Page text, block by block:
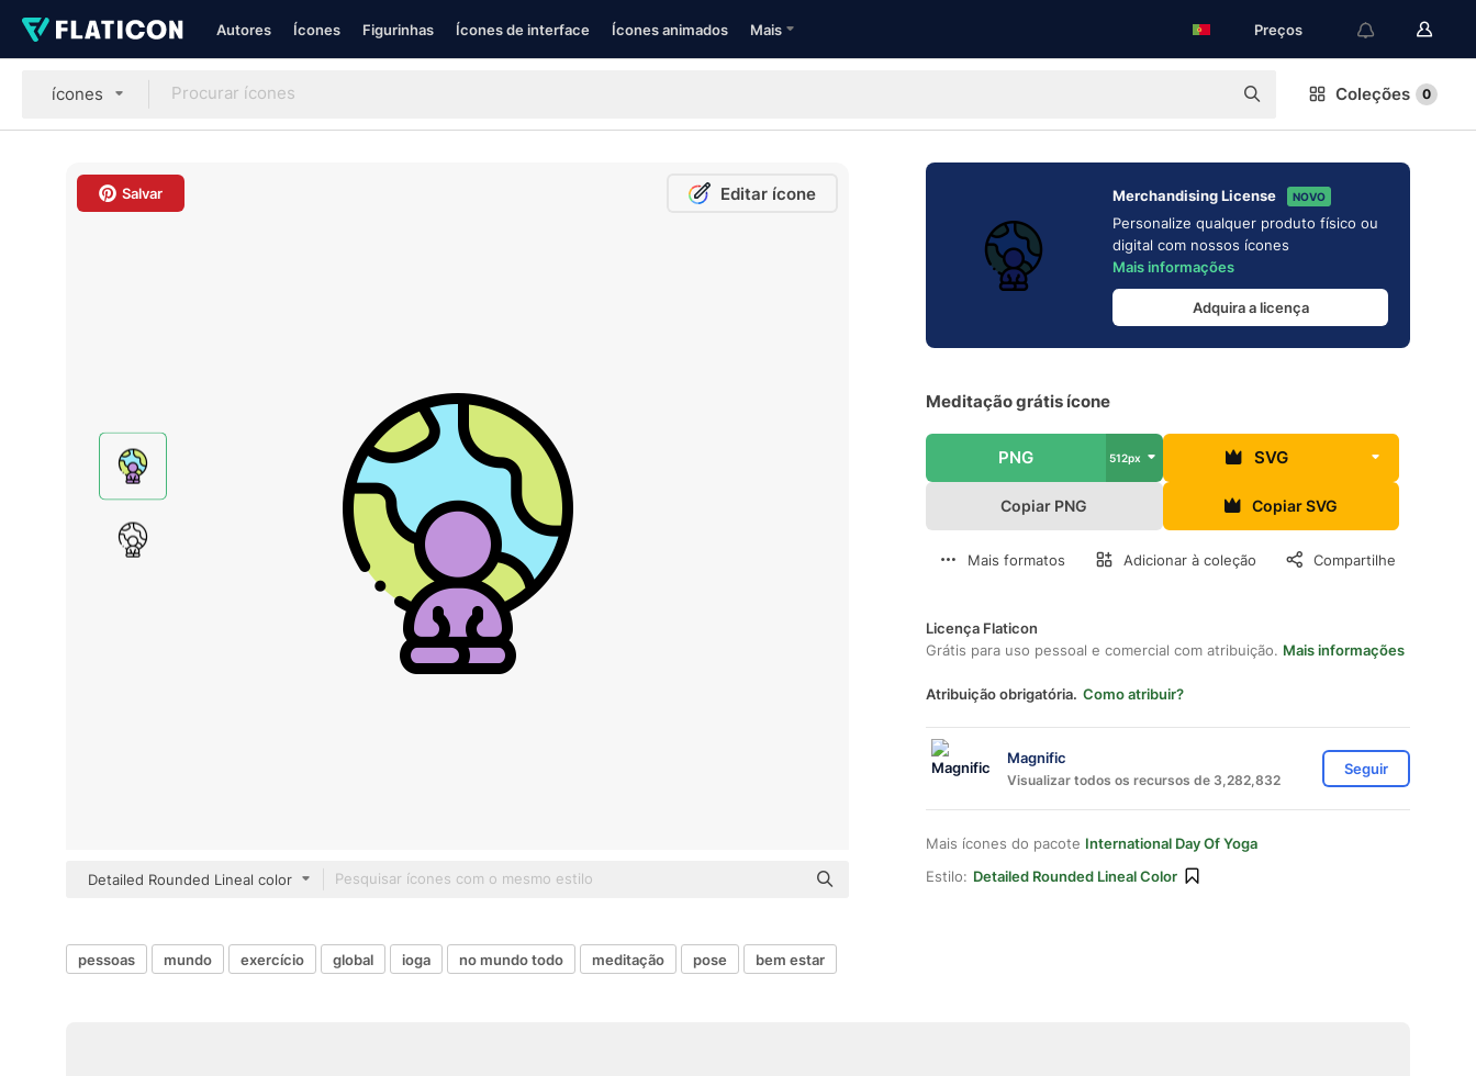
Autores Ícones Figurinhas Ícones de interface Ícones animados Mais Preços
ícones Coleções 0
Salvar Editar ícone
Detailed Rounded Lineal color
Merchandising License NOVO
Personalize qualquer produto físico ou
digital com nossos ícones
Mais informações
Adquira a licença
Meditação grátis ícone
PNG 512px SVG
Copiar PNG Copiar SVG
Mais formatos Adicionar à coleção Compartilhe
Licença Flaticon
Grátis para uso pessoal e comercial com atribuição. Mais informações
Atribuição obrigatória. Como atribuir?
Magnific
Visualizar todos os recursos de 3,282,832
Seguir
Mais ícones do pacote International Day Of Yoga
Estilo: Detailed Rounded Lineal Color
pessoas mundo exercício global ioga no mundo todo meditação pose bem estar